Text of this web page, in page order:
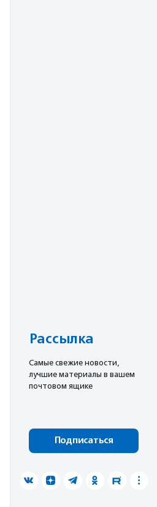
Рассылка
Cамые свежие новости,
лучшие материалы в вашем
почтовом ящике
Подписаться